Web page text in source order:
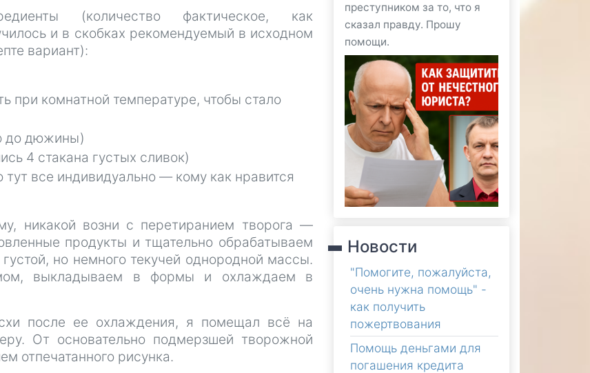
(количество фактическое, как
и в скобках рекомендуемый в исходном
вариант):
при комнатной температуре, чтобы стало
до дюжины)
4 стакана густых сливок)
все индивидуально — кому как нравится
никакой возни с перетиранием творога —
продукты и тщательно обрабатываем
но немного текучей однородной массы.
выкладываем в формы и охлаждаем в
после ее охлаждения, я помещал всё на
От основательно подмерзшей творожной
отпечатанного рисунка.
преступником за то, что я
сказал правду. Прошу
помощи.
Новости
"Помогите, пожалуйста,
очень нужна помощь" -
как получить
пожертвования
Помощь деньгами для
погашения кредита